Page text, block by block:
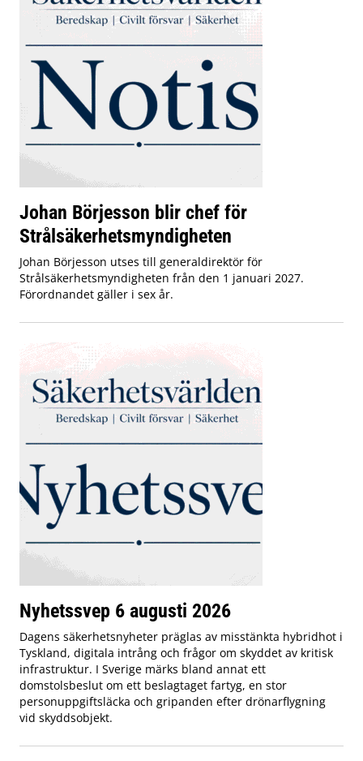
Johan Börjesson blir chef för
Strålsäkerhetsmyndigheten
Johan Börjesson utses till generaldirektör för
Strålsäkerhetsmyndigheten från den 1 januari 2027.
Förordnandet gäller i sex år.
Nyhetssvep 6 augusti 2026
Dagens säkerhetsnyheter präglas av misstänkta hybridhot i
Tyskland, digitala intrång och frågor om skyddet av kritisk
infrastruktur. I Sverige märks bland annat ett
domstolsbeslut om ett beslagtaget fartyg, en stor
personuppgiftsläcka och gripanden efter drönarflygning
vid skyddsobjekt.